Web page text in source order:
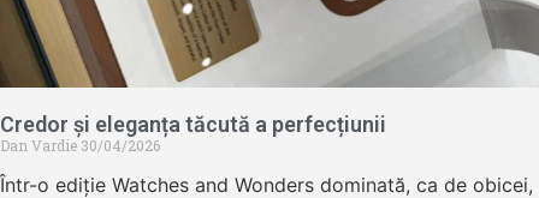
Credor și eleganța tăcută a perfecțiunii
Dan Vardie 30/04/2026
Într-o ediție Watches and Wonders dominată, ca de obicei,